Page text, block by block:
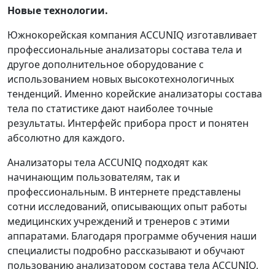
Новые технологии.
Южнокорейская компания ACCUNIQ изготавливает
профессиональные анализаторы состава тела и
другое дополнительное оборудование с
использованием новых высокотехнологичных
тенденций. Именно корейские анализаторы состава
тела по статистике дают наиболее точные
результаты. Интерфейс прибора прост и понятен
абсолютно для каждого.
Анализаторы тела ACCUNIQ подходят как
начинающим пользователям, так и
профессиональным. В интернете представлены
сотни исследований, описывающих опыт работы
медицинских учреждений и тренеров с этими
аппаратами. Благодаря программе обучения наши
специалисты подробно рассказывают и обучают
пользованию анализатором состава тела ACCUNIQ,